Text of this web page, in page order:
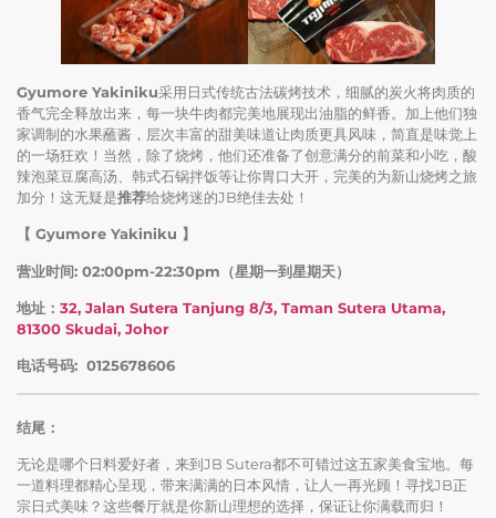
Gyumore Yakiniku采用日式传统古法碳烤技术，细腻的炭火将肉质的
香气完全释放出来，每一块牛肉都完美地展现出油脂的鲜香。加上他们独
家调制的水果蘸酱，层次丰富的甜美味道让肉质更具风味，简直是味觉上
的一场狂欢！当然，除了烧烤，他们还准备了创意满分的前菜和小吃，酸
辣泡菜豆腐高汤、韩式石锅拌饭等让你胃口大开，完美的为新山烧烤之旅
加分！这无疑是推荐给烧烤迷的JB绝佳去处！
【 Gyumore Yakiniku 】
营业时间: 02:00pm-22:30pm（星期一到星期天）
地址： 32, Jalan Sutera Tanjung 8/3, Taman Sutera Utama,
81300 Skudai, Johor
电话号码: 0125678606
结尾：
无论是哪个日料爱好者，来到JB Sutera都不可错过这五家美食宝地。每
一道料理都精心呈现，带来满满的日本风情，让人一再光顾！寻找JB正
宗日式美味？这些餐厅就是你新山理想的选择，保证让你满载而归！